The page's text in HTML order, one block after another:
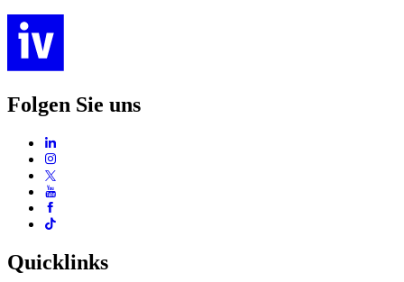
Folgen Sie uns
Quicklinks